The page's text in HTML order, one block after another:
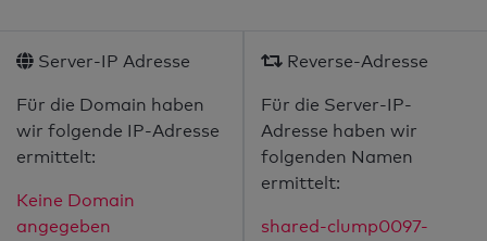
Server-IP Adresse
Für die Domain haben
wir folgende IP-Adresse
ermittelt:
Keine Domain
angegeben
Reverse-Adresse
Für die Server-IP-
Adresse haben wir
folgenden Namen
ermittelt:
shared-clump0097-